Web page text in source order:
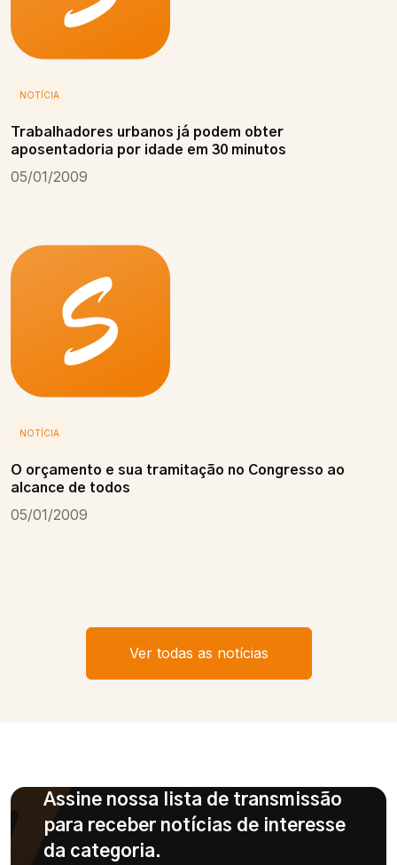
NOTÍCIA
Trabalhadores urbanos já podem obter
aposentadoria por idade em 30 minutos
05/01/2009
NOTÍCIA
O orçamento e sua tramitação no Congresso ao
alcance de todos
05/01/2009
Ver todas as notícias
Assine nossa lista de transmissão
para receber notícias de interesse
da categoria.